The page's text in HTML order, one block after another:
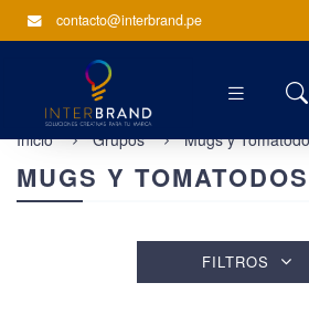
contacto@interbrand.pe
Inicio Grupos Mugs y
MUGS Y TOMATODOS
FILTROS